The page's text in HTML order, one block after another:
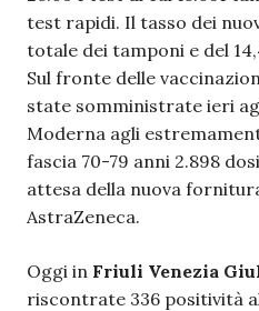
test rapidi. Il tasso dei
totale dei tamponi e del
Sul fronte delle
state somministrate ieri
Moderna agli
fascia 70-79 anni 2.898
attesa della nuova
AstraZeneca.
Oggi in Friuli Venezia
riscontrate 336 positività